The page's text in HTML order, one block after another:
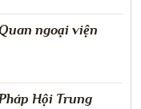
ngoại viện
Hội Trung